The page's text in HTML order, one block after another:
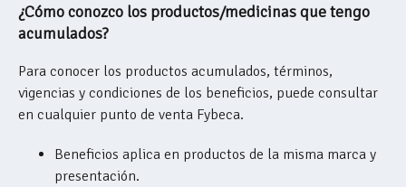
¿Cómo conozco los productos/medicinas que tengo
acumulados?
Para conocer los productos acumulados, términos,
vigencias y condiciones de los beneficios, puede consultar
en cualquier punto de venta Fybeca.
Beneficios aplica en productos de la misma marca y
presentación.